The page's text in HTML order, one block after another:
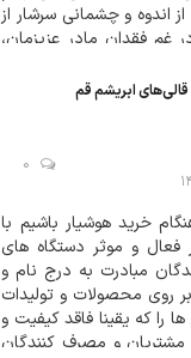
اندوه و چشمانی سرشار از
غم فقدان مادر عزیزمان،
ابریشم قم
0
خرید هوشیار باشیم با
و موثر دستگاه های
مبادرت به درج نام و
روی محصولات و تولیدات
را که یقینا فاقد کیفیت و
و مصرف کنندگان